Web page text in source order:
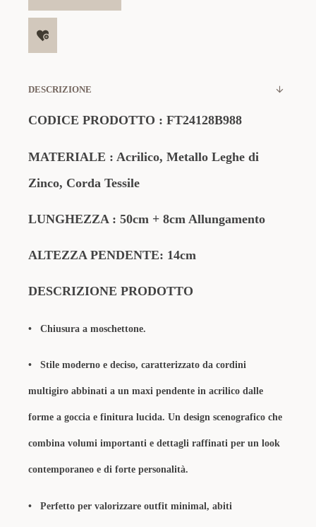
DESCRIZIONE
CODICE PRODOTTO : FT24128B988
MATERIALE : Acrilico, Metallo Leghe di
Zinco, Corda Tessile
LUNGHEZZA : 50cm + 8cm Allungamento
ALTEZZA PENDENTE: 14cm
DESCRIZIONE PRODOTTO
• Chiusura a moschettone.
• Stile moderno e deciso, caratterizzato da cordini
multigiro abbinati a un maxi pendente in acrilico dalle
forme a goccia e finitura lucida. Un design scenografico che
combina volumi importanti e dettagli raffinati per un look
contemporaneo e di forte personalità.
• Perfetto per valorizzare outfit minimal, abiti